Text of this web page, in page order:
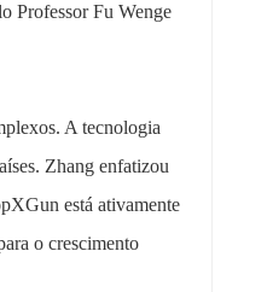
Professor Fu Wenge
A tecnologia
Zhang enfatizou
está ativamente
o crescimento